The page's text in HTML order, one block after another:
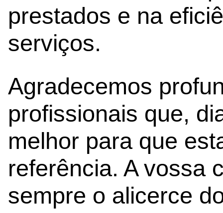
prestados e na
serviços.
Agradecemos
profissionais que,
melhor para que
referência. A vossa
sempre o alicerce